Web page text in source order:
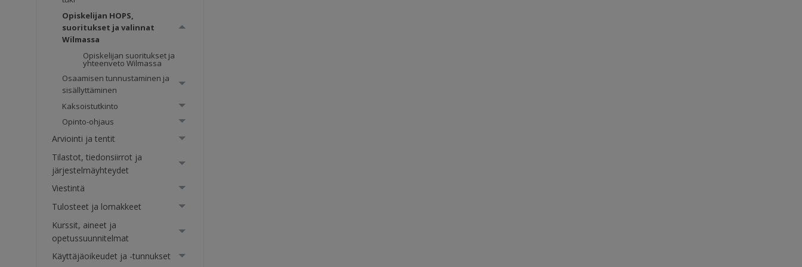
Opiskelijan HOPS,
suoritukset ja valinnat
Wilmassa
Opiskelijan suoritukset ja
yhteenveto Wilmassa
Osaamisen tunnustaminen ja
sisällyttäminen
Kaksoistutkinto
Opinto-ohjaus
Arviointi ja tentit
Tilastot, tiedonsiirrot ja
järjestelmäyhteydet
Viestintä
Tulosteet ja lomakkeet
Kurssit, aineet ja
opetussuunnitelmat
Käyttäjäoikeudet ja -tunnukset